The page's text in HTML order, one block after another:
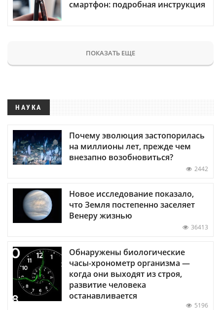
смартфон: подробная инструкция
ПОКАЗАТЬ ЕЩЕ
НАУКА
Почему эволюция застопорилась
на миллионы лет, прежде чем
внезапно возобновиться?
2442
Новое исследование показало,
что Земля постепенно заселяет
Венеру жизнью
36413
Обнаружены биологические
часы-хронометр организма —
когда они выходят из строя,
развитие человека
останавливается
5196